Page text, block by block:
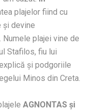
plajelor fiind cu
şi devine
Numele plajei vine de
Stafilos, fiu lui
şi podgoriile
Minos din Creta.
AGNONTAS şi